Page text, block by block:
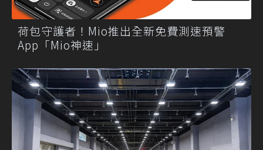
荷包守護者！Mio推出全新免費測速預警
App「Mio神速」